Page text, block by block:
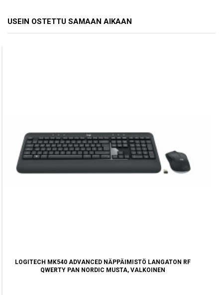
USEIN OSTETTU SAMAAN AIKAAN
LOGITECH MK540 ADVANCED NÄPPÄIMISTÖ LANGATON RF
QWERTY PAN NORDIC MUSTA, VALKOINEN